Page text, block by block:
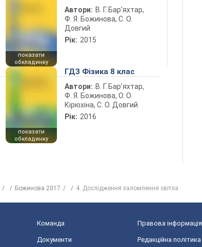
показати
обкладинку
Автори: В. Г. Бар’яхтар,
Ф. Я. Божинова, С. О.
Довгий
Рік: 2015
показати
обкладинку
ГДЗ Фізика 8 клас
Автори: В. Г. Бар’яхтар,
Ф. Я. Божинова, О. О.
Кірюхіна, С. О. Довгий
Рік: 2016
Божинова 2017 4. Дослідження заломлення світла
Команда Правова інформація
Документи Редакційна політика